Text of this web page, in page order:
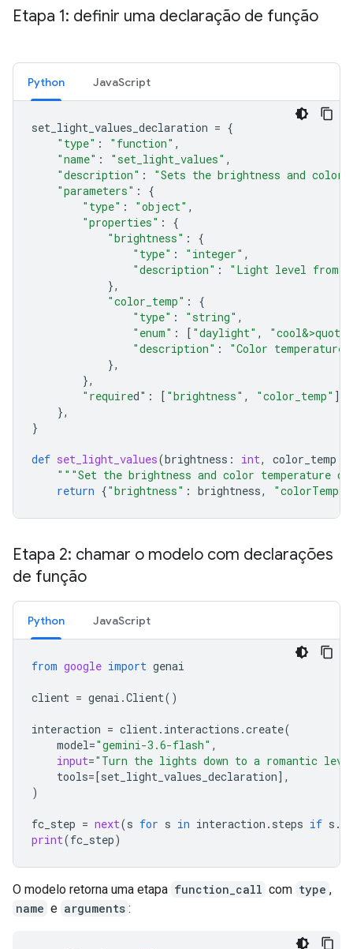
Etapa 1: definir uma declaração de função
Python JavaScript
set_light_values_declaration = {
"type" : "function" ,
"name" : "set_light_values" ,
"description" :
"Sets the brightness and
"parameters" :
{
"type" : "object" ,
"properties" :
{
"brightness" :
{
"type" : "integer" ,
"description" :
"Light level from
},
"color_temp" :
{
"type" : "string" ,
"enum" : [ "daylight" , "cool&>quot;
"description" : "Color temperature"
},
},
"required" : [ "brightness" , "color_temp" ],
},
}
def set_light_values(brightness : int, color_temp
"""Set the brightness and color temperature
return {"brightness" : brightness,
Etapa 2: chamar o modelo com declarações
de função
Python JavaScript
from google import genai
client = genai .Client()
interaction = client. interactions .create(
model="gemini-3.6-flash" ,
input="Turn the lights down to a romantic
tools= [set_light_values_declaration],
)
fc_step = next(s for s in interaction . steps if s .
print(fc_step)
O modelo retorna uma etapa function_call com type ,
name e arguments :